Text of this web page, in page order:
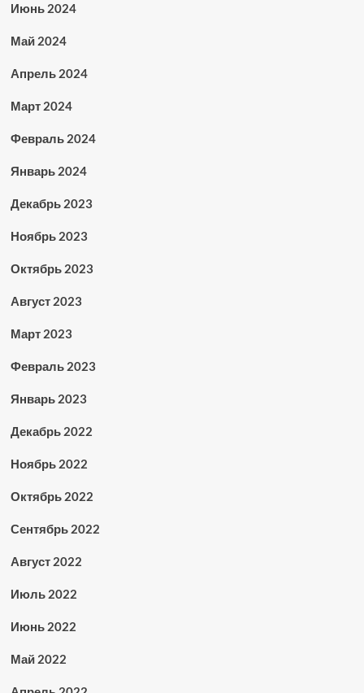
Июнь 2024
Май 2024
Апрель 2024
Март 2024
Февраль 2024
Январь 2024
Декабрь 2023
Ноябрь 2023
Октябрь 2023
Август 2023
Март 2023
Февраль 2023
Январь 2023
Декабрь 2022
Ноябрь 2022
Октябрь 2022
Сентябрь 2022
Август 2022
Июль 2022
Июнь 2022
Май 2022